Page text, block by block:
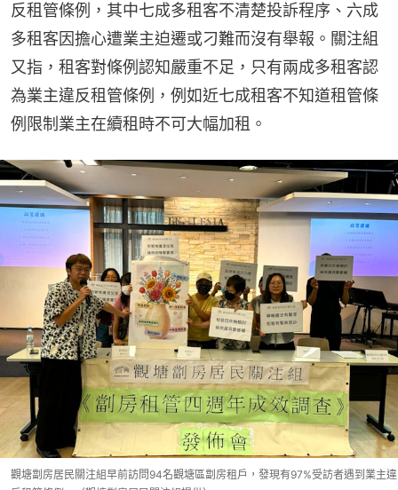
反租管條例，其中七成多租客不清楚投訴程序、六成
多租客因擔心遭業主迫遷或刁難而沒有舉報。關注組
又指，租客對條例認知嚴重不足，只有兩成多租客認
為業主違反租管條例，例如近七成租客不知道租管條
例限制業主在續租時不可大幅加租。
觀塘劏房居民關注組早前訪問94名觀塘區劏房租戶，發現有97%受訪者遇到業主違